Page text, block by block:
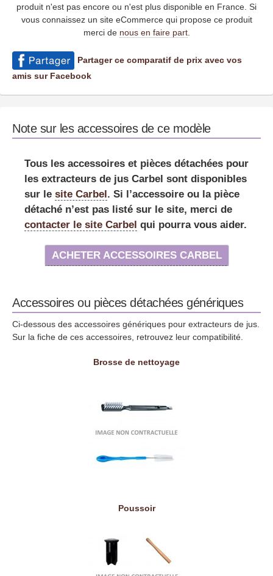
produit n'est pas encore ou n'est plus disponible en France. Si
vous connaissez un site eCommerce qui propose ce produit
merci de nous en faire part.
Partager ce comparatif de prix avec vos
amis sur Facebook
Note sur les accessoires de ce modèle
Tous les accessoires et pièces détachées pour
les extracteurs de jus Carbel sont disponibles
sur le site Carbel. Si l’accessoire ou la pièce
détaché n’est pas listé sur le site, merci de
contacter le site Carbel qui pourra vous aider.
ACHETER ACCESSOIRES CARBEL
Accessoires ou pièces détachées génériques
Ci-dessous des accessoires génériques pour extracteurs de jus.
Sur la fiche de ces accessoires, retrouvez leur compatibilité.
Brosse de nettoyage
Poussoir